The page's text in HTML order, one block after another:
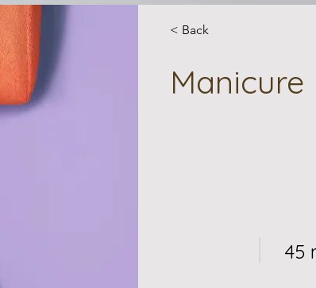
< Back
Manicure
45